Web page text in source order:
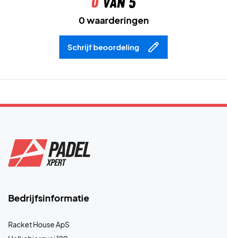
0 waarderingen
Schrijf beoordeling
Bedrijfsinformatie
Racket House ApS